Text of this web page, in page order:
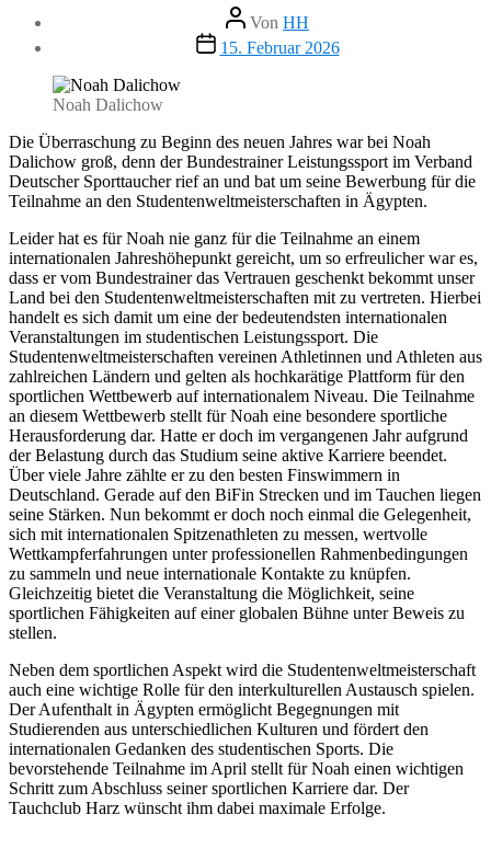
Beitragsautor
Von HH
Veröffentlichungsdatum
15. Februar 2026
Noah Dalichow
Die Überraschung zu Beginn des neuen Jahres war bei Noah
Dalichow groß, denn der Bundestrainer Leistungssport im Verband
Deutscher Sporttaucher rief an und bat um seine Bewerbung für die
Teilnahme an den Studentenweltmeisterschaften in Ägypten.
Leider hat es für Noah nie ganz für die Teilnahme an einem
internationalen Jahreshöhepunkt gereicht, um so erfreulicher war es,
dass er vom Bundestrainer das Vertrauen geschenkt bekommt unser
Land bei den Studentenweltmeisterschaften mit zu vertreten. Hierbei
handelt es sich damit um eine der bedeutendsten internationalen
Veranstaltungen im studentischen Leistungssport. Die
Studentenweltmeisterschaften vereinen Athletinnen und Athleten aus
zahlreichen Ländern und gelten als hochkarätige Plattform für den
sportlichen Wettbewerb auf internationalem Niveau. Die Teilnahme
an diesem Wettbewerb stellt für Noah eine besondere sportliche
Herausforderung dar. Hatte er doch im vergangenen Jahr aufgrund
der Belastung durch das Studium seine aktive Karriere beendet.
Über viele Jahre zählte er zu den besten Finswimmern in
Deutschland. Gerade auf den BiFin Strecken und im Tauchen liegen
seine Stärken. Nun bekommt er doch noch einmal die Gelegenheit,
sich mit internationalen Spitzenathleten zu messen, wertvolle
Wettkampferfahrungen unter professionellen Rahmenbedingungen
zu sammeln und neue internationale Kontakte zu knüpfen.
Gleichzeitig bietet die Veranstaltung die Möglichkeit, seine
sportlichen Fähigkeiten auf einer globalen Bühne unter Beweis zu
stellen.
Neben dem sportlichen Aspekt wird die Studentenweltmeisterschaft
auch eine wichtige Rolle für den interkulturellen Austausch spielen.
Der Aufenthalt in Ägypten ermöglicht Begegnungen mit
Studierenden aus unterschiedlichen Kulturen und fördert den
internationalen Gedanken des studentischen Sports. Die
bevorstehende Teilnahme im April stellt für Noah einen wichtigen
Schritt zum Abschluss seiner sportlichen Karriere dar. Der
Tauchclub Harz wünscht ihm dabei maximale Erfolge.